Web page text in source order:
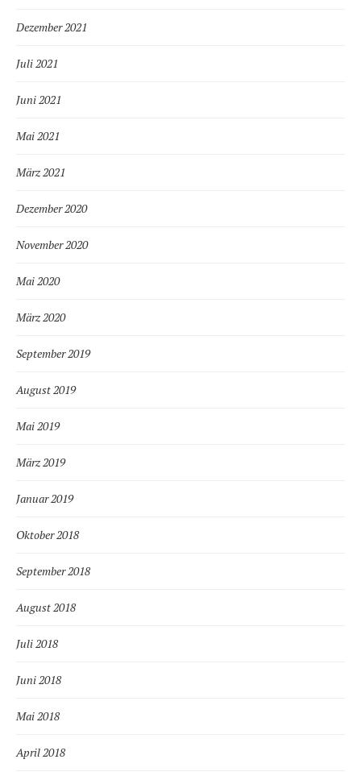
Dezember 2021
Juli 2021
Juni 2021
Mai 2021
März 2021
Dezember 2020
November 2020
Mai 2020
März 2020
September 2019
August 2019
Mai 2019
März 2019
Januar 2019
Oktober 2018
September 2018
August 2018
Juli 2018
Juni 2018
Mai 2018
April 2018